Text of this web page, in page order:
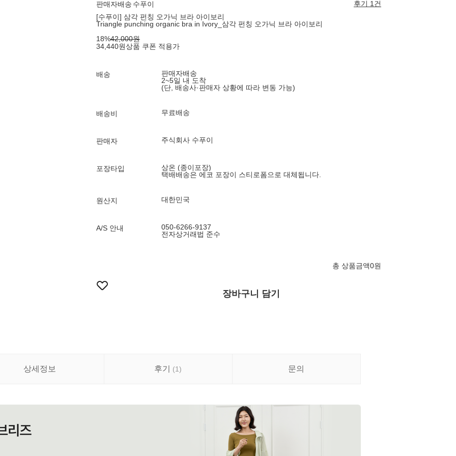
판매자배송 수푸이
후기 1건
[수푸이] 삼각 펀칭 오가닉 브라 아이보리
Triangle punching organic bra in Ivory_삼각 펀칭 오가닉 브라 아이보리
18%42,000원
34,440원상품 쿠폰 적용가
배송
판매자배송
2~5일 내 도착
(단, 배송사·판매자 상황에 따라 변동 가능)
배송비 무료배송
판매자 주식회사 수푸이
포장타입
상온 (종이포장)
택배배송은 에코 포장이 스티로폼으로 대체됩니다.
원산지 대한민국
A/S 안내
050-6266-9137
전자상거래법 준수
총 상품금액0원
장바구니 담기
상세정보 후기 (1) 문의